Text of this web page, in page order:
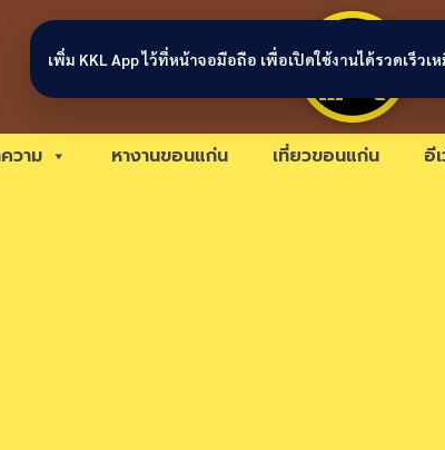
ข
วาม หางานขอนแก่น เที่ยวขอนแก่น อี
เพิ่ม KKL App ไว้ที่หน้าจอมือถือ เพื่อเปิดใช้งานได้รวดเร็วเ